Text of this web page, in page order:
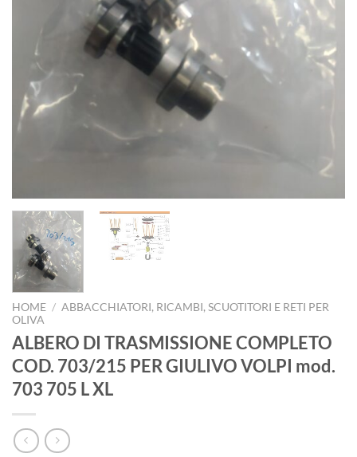
HOME / ABBACCHIATORI, RICAMBI, SCUOTITORI E RETI PER
OLIVA
ALBERO DI TRASMISSIONE COMPLETO
COD. 703/215 PER GIULIVO VOLPI mod.
703 705 L XL